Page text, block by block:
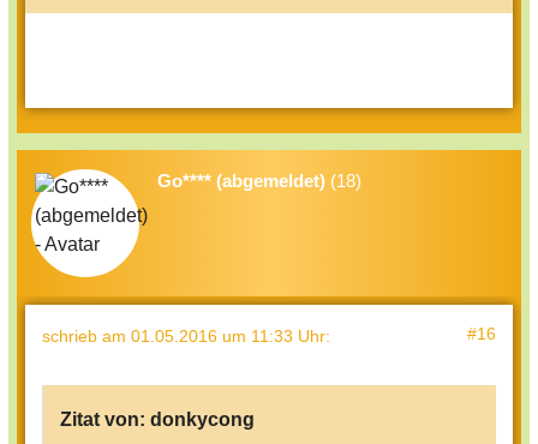
Go**** (abgemeldet) (18)
schrieb am 01.05.2016 um 11:33 Uhr: #16
Zitat von: donkycong